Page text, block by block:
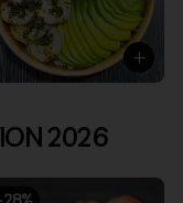
2026